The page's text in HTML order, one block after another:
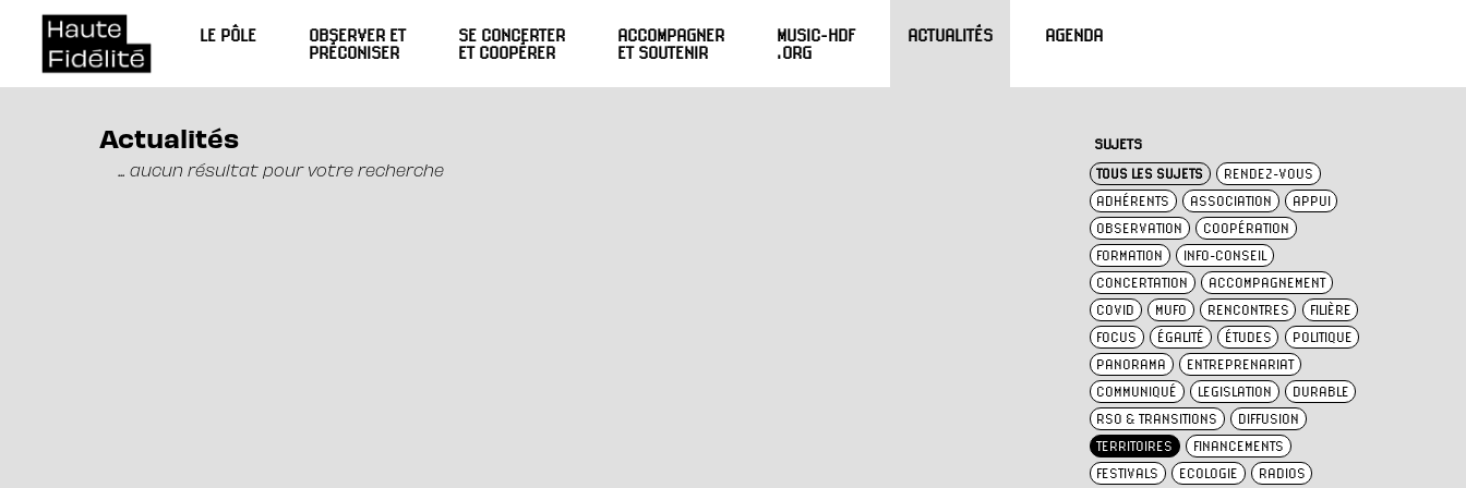
LE PÔLE
OBSERVER ET
PRÉCONISER
SE CONCERTER
ET COOPÉRER
ACCOMPAGNER
ET SOUTENIR
MUSIC-HDF
.ORG
ACTUALITÉS AGENDA
Actualités
... aucun résultat pour votre recherche
SUJETS
TOUS LES SUJETS
RENDEZ-VOUS
ADHÉRENTS
ASSOCIATION
APPUI
OBSERVATION
COOPÉRATION
FORMATION
INFO-CONSEIL
CONCERTATION
ACCOMPAGNEMENT
COVID
MUFO RENCONTRES
FILIÈRE
FOCUS
ÉGALITÉ ÉTUDES
POLITIQUE
PANORAMA
ENTREPRENARIAT
COMMUNIQUÉ
LEGISLATION
DURABLE
RSO & TRANSITIONS
DIFFUSION
TERRITOIRES
FINANCEMENTS
FESTIVALS
ECOLOGIE
RADIOS